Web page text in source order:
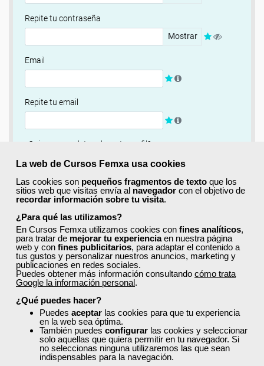
La web de Cursos Femxa usa cookies
Las cookies son pequeños fragmentos de texto que los
sitios web que visitas envía al navegador con el objetivo de
recordar información sobre tu visita.
¿Para qué las utilizamos?
En Cursos Femxa utilizamos cookies con fines analíticos,
para tratar de mejorar tu experienciaen nuestra página
web y con fines publicitarios, para adaptar el contenido a
tus gustos y personalizar nuestros anuncios, marketing y
publicaciones en redes sociales.
Puedes obtener más información consultando cómo trata
Google la información personal.
¿Qué puedes hacer?
Puedes aceptar las cookies para que tu experiencia
en la web sea óptima.
También puedes configurar las cookies y seleccionar
solo aquellas que quiera permitir en tu navegador. Si
no seleccionas ninguna utilizaremos las que sean
indispensables para la navegación.
Repite tu contraseña
Mostrar
Email
Repite tu email
¿Quieres completar ahora tu perfil?
Si
No, completaré mi perfil más adelante
Newsletter
Si, quiero recibir información sobre cursos, ofertas
exclusivas y recursos para el aprendizaje.
Términos y condiciones
He leído y acepto la Política de Privacidad
Registrarse
Quiénes Somos: